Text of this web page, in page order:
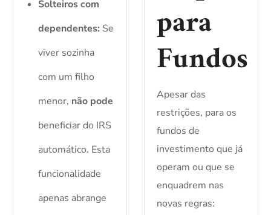
Solteiros com
dependentes: Se
viver sozinha
com um filho
menor, não pode
beneficiar do IRS
automático. Esta
funcionalidade
apenas abrange
para
Fundos
Apesar das
restrições, para os
fundos de
investimento que já
operam ou que se
enquadrem nas
novas regras: